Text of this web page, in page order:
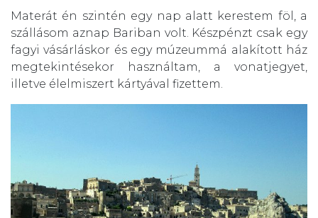
Materát én szintén egy nap alatt kerestem föl, a
szállásom aznap Bariban volt. Készpénzt csak egy
fagyi vásárláskor és egy múzeummá alakított ház
megtekintésekor használtam, a vonatjegyet,
illetve élelmiszert kártyával fizettem.